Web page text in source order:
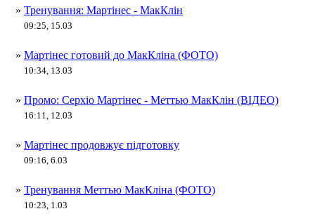
» Тренування: Мартінес - МакКлін
09:25, 15.03
» Мартінес готовий до МакКліна (ФОТО)
10:34, 13.03
» Промо: Серхіо Мартінес - Меттью МакКлін (ВІДЕО)
16:11, 12.03
» Мартінес продовжує підготовку
09:16, 6.03
» Тренування Меттью МакКліна (ФОТО)
10:23, 1.03